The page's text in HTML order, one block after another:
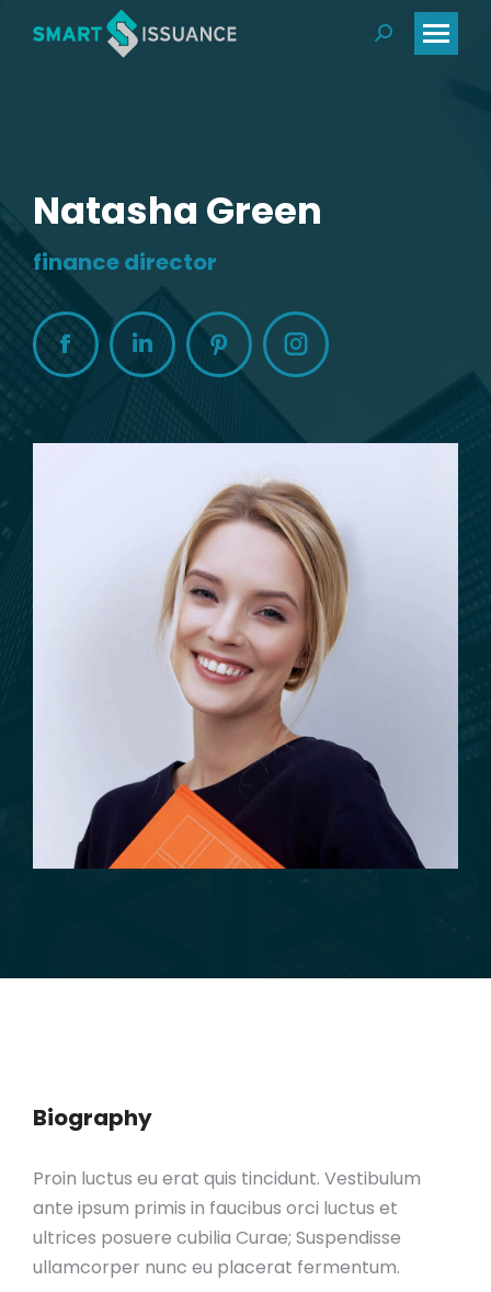
Natasha Green
finance director
Biography
Proin luctus eu erat quis tincidunt. Vestibulum
ante ipsum primis in faucibus orci luctus et
ultrices posuere cubilia Curae; Suspendisse
ullamcorper nunc eu placerat fermentum.